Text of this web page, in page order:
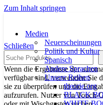
Zum Inhalt springen
Medien
Neuerscheinungen
Politik und Kultur
Spanisch
Andere Sprachen
Unsere Reihen
theorie.org
BLACK
WHITE
Schließen
Suche
Wenn die Ergebnisse der
verfügbar sind, verwenden Sie
sie zu überprüfen und die
aufzurufen. Nutzer von Touch-